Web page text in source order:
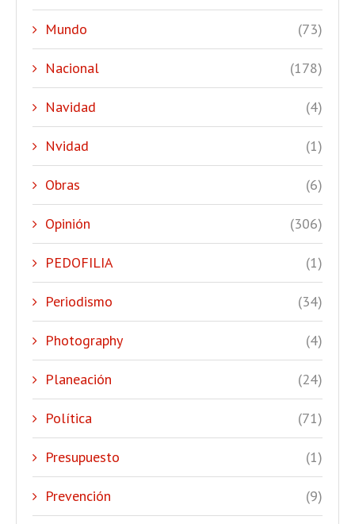
Mundo (73)
Nacional (178)
Navidad (4)
Nvidad (1)
Obras (6)
Opinión (306)
PEDOFILIA (1)
Periodismo (34)
Photography (4)
Planeación (24)
Política (71)
Presupuesto (1)
Prevención (9)